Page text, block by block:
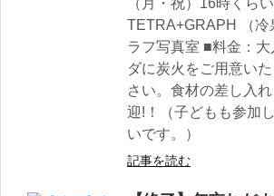
（月・祝）16時くら
TETRA+GRAPH （
ラフ写真室 ■料金：
ダに炭火をご用意い
さい。食材の差し入
迎!！（子どもも参加
いです。）
記事を読む